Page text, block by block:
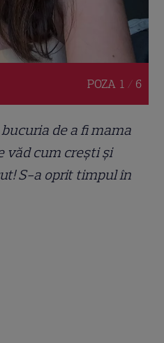
POZA 1 / 6
de a fi mama
văd cum crești și
S-a oprit timpul în